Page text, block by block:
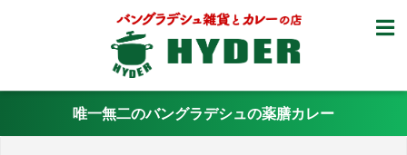
唯一無二のバングラデシュの薬膳カレー